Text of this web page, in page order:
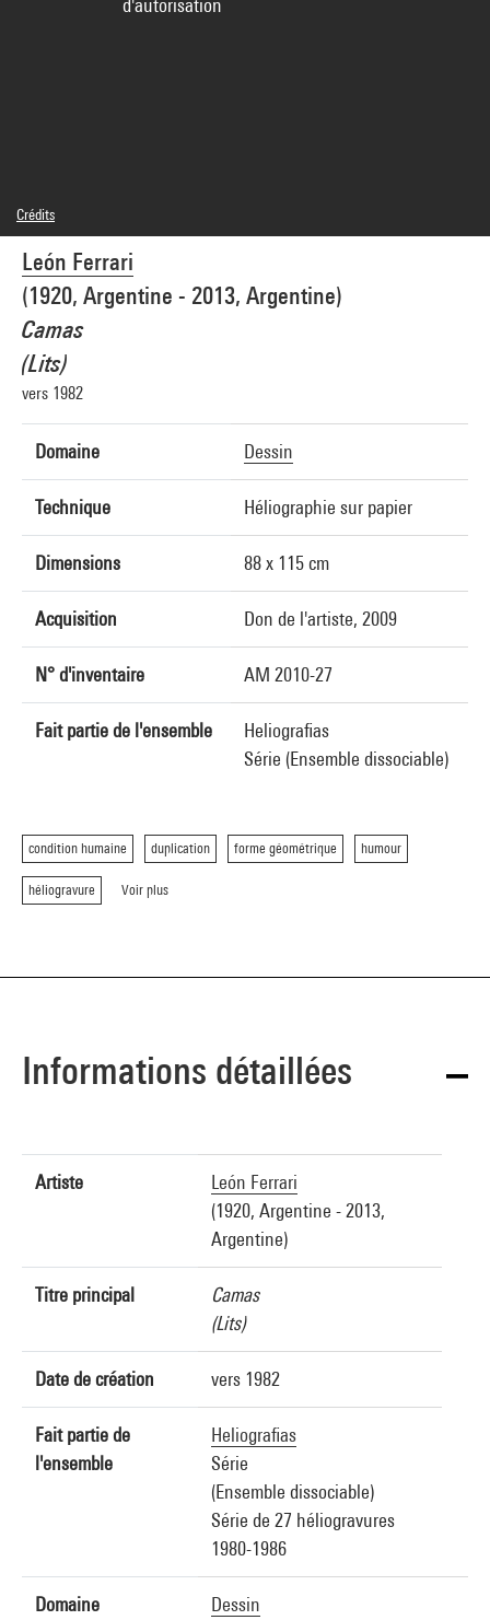
León Ferrari
(1920, Argentine - 2013, Argentine)
Camas
(Lits)
vers 1982
Domaine Dessin
Technique Héliographie sur papier
Dimensions 88 x 115 cm
Acquisition Don de l'artiste, 2009
N° d'inventaire AM 2010-27
Fait partie de l'ensemble
Heliografias
Série (Ensemble dissociable)
condition humaine duplication forme géométrique humour
héliogravure Voir plus
d'autorisation
Crédits
© Fundación Augusto y León Ferrari Arte y Acervo
Crédit photographique : Centre Pompidou, MNAM-CCI/Philippe Migeat/Dist.
GrandPalaisRmn
Réf. image : 4N10787
Diffusion image :
Informations détaillées
Artiste
León Ferrari
(1920, Argentine - 2013,
Argentine)
Titre principal
Camas
(Lits)
Date de création vers 1982
Fait partie de
l'ensemble
Heliografias
Série
(Ensemble dissociable)
Série de 27 héliogravures
1980-1986
Domaine Dessin